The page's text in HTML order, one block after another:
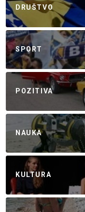
DRUŠTVO
SPORT
POZITIVA
NAUKA
KULTURA